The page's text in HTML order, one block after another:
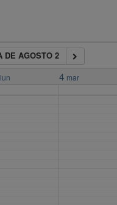
DE AGOSTO 2
lun 4 mar